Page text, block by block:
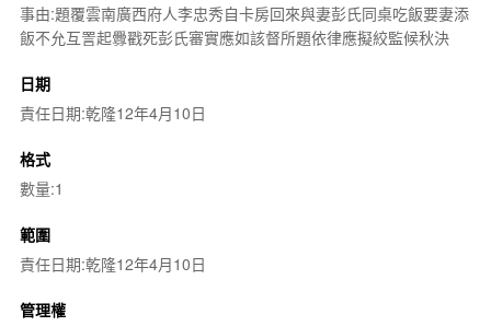
事由:題覆雲南廣西府人李忠秀自卡房回來與妻彭氏同桌吃飯要妻添
飯不允互詈起釁戳死彭氏審實應如該督所題依律應擬絞監候秋決
日期
責任日期:乾隆12年4月10日
格式
數量:1
範圍
責任日期:乾隆12年4月10日
管理權